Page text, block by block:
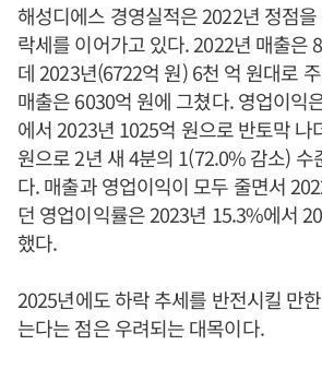
해성디에스 경영실적은 2022년 정점
락세를 이어가고 있다. 2022년 매출은
데 2023년(6722억 원) 6천 억 원대로
매출은 6030억 원에 그쳤다. 영업이익
에서 2023년 1025억 원으로 반토막 나
원으로 2년 새 4분의 1(72.0% 감소) 수
다. 매출과 영업이익이 모두 줄면서
던 영업이익률은 2023년 15.3%에서
했다.
2025년에도 하락 추세를 반전시킬 만
는다는 점은 우려되는 대목이다.